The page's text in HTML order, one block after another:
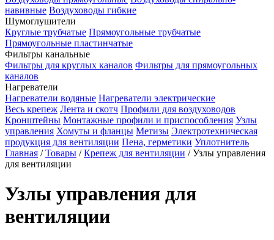
навивные Воздуховоды гибкие
Шумоглушители
Круглые трубчатые Прямоугольные трубчатые
Прямоугольные пластинчатые
Фильтры канальные
Фильтры для круглых каналов Фильтры для прямоугольных
каналов
Нагреватели
Нагреватели водяные Нагреватели электрические
Весь крепеж Лента и скотч Профили для воздуховодов
Кронштейны Монтажные профили и приспособления Узлы
управления Хомуты и фланцы Метизы Электротехническая
продукция для вентиляции Пена, герметики Уплотнитель
Главная /Товары /Крепеж для вентиляции /Узлы управления
для вентиляции
Узлы управления для
вентиляции